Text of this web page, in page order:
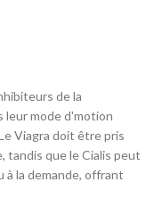
de la
leur mode d'motion
Viagra doit être pris
tandis que le Cialis peut
la demande, offrant